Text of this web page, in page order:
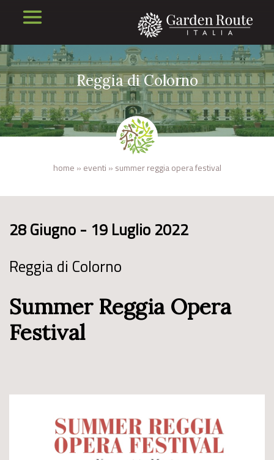
Reggia di Colorno
home » eventi » summer reggia opera festival
28 Giugno - 19 Luglio 2022
Reggia di Colorno
Summer Reggia Opera
Festival